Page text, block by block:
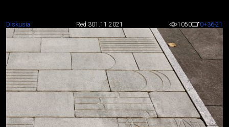
Diskusia Red 301.11.2021 1050 0+36-21